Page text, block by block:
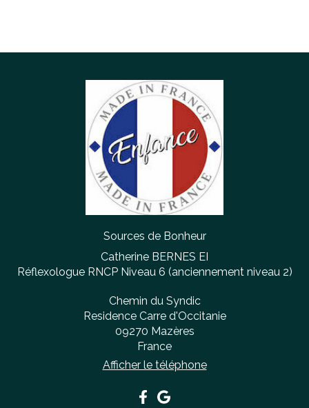
Sources de Bonheur
Catherine BERNES EI
Réflexologue RNCP Niveau 6 (anciennement niveau 2)
Chemin du Syndic
Residence Carre d'Occitanie
09270 Mazères
France
Afficher le téléphone